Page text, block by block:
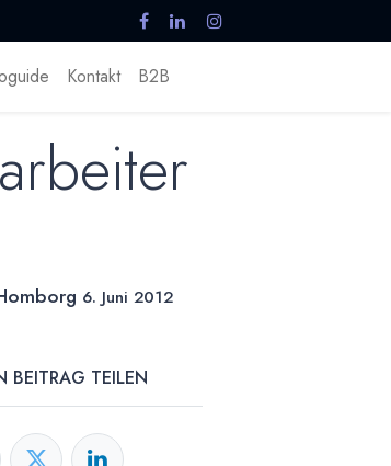
Kontakt B2B
6. Juni 2012
BEITRAG TEILEN